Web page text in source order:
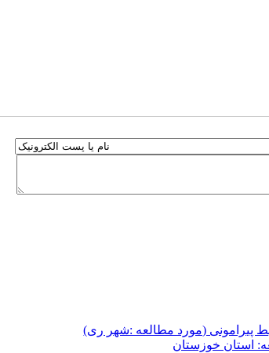
پیرامونی (مورد مطالعه :شهر ری)
استان خوزستان